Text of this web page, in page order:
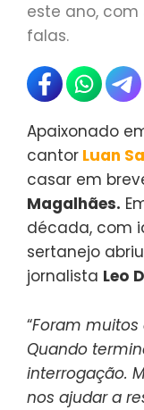
este ano, com
falas.
Apaixonado
cantor Luan
casar em
Magalhães.
década, com
sertanejo
jornalista Leo
“Foram
Quando
interrogação.
nos ajudar a